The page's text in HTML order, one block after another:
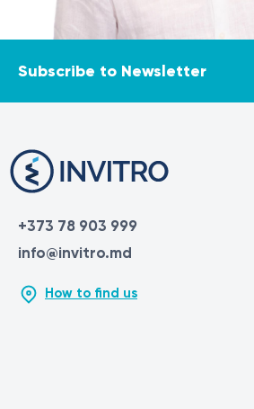
Subscribe to Newsletter
+373 78 903 999
info@invitro.md
How to find us